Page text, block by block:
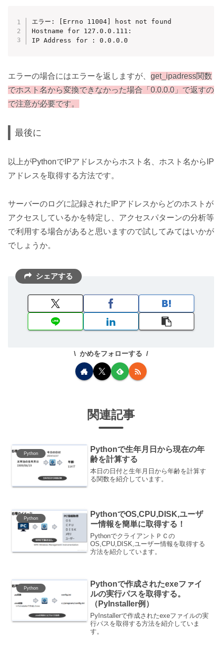
エラー: [Errno 11004] host not found
Hostname for 127.0.0.111:
IP Address for : 0.0.0.0
エラーの場合にはエラーを返しますが、 get_ipadress関数
でホスト名から変換できなかった場合「0.0.0.0」で返すの
で注意が必要です。
最後に
以上がPythonでIPアドレスからホスト名、ホスト名からIP
アドレスを取得する方法です。
サーバーのログに記録されたIPアドレスからどのホストが
アクセスしているかを特定し、アクセスパターンの分析等
で利用する場合があると思いますので試してみてはいかが
でしょうか。
シェアする
かめをフォローする
関連記事
Python
Pythonで生年月日から現在の年
齢を計算する
本日の日付と生年月日から年齢を計算す
る関数を紹介しています。
Python
PythonでOS,CPU,DISK,ユーザ
ー情報を簡単に取得する！
PythonでクライアントＰＣの
OS,CPU,DISK,ユーザー情報を取得する
方法を紹介しています。
Python
Pythonで作成されたexeファイ
ルの実行パスを取得する。
（PyInstaller例）
PyInstallerで作成されたexeファイルの実
行パスを取得する方法を紹介していま
す。